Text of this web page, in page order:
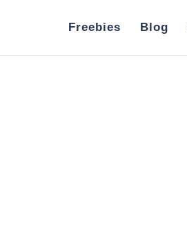
Freebies Blog